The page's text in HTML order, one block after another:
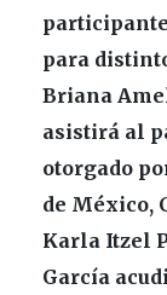
para
Briana
asistirá al
otorgado
de México,
Karla Itzel
García